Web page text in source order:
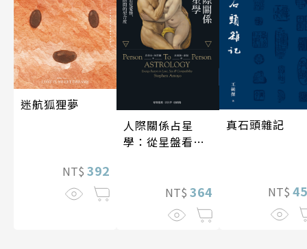
迷航狐狸夢
NT$ 392
人際關係占星
學：從星盤看見
NT$ 364
真石頭雜記
NT$